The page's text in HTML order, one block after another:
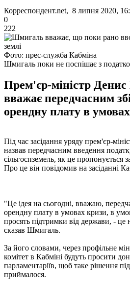
Корреспондент.net, 8 липня 2020,
0
222
Фото: прес-служба Кабміна
Шмигаль поки не поспішає з
Прем'єр-міністр
вважає передчасним
орендну плату в
Під час засідання уряду прем'єр-
назвав передчасним введення
сільгоспземель, як це пропонується
Про це він повідомив на засіданні
"Це ідея на сьогодні, вважаю,
орендну плату в умовах кризи, в
просять підтримки від держави, - це
сказав Шмигаль.
За його словами, через профільне
комітет в Кабміні будуть просити
парламентаріїв, щоб таке рішення
приймалося.